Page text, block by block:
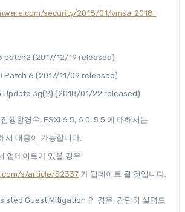
security/2018/01/vmsa-2018-
patch2 (2017/12/19 released)
Patch 6 (2017/11/09 released)
Update 3g(?) (2018/01/22 released)
행할경우, ESXi 6.5, 6.0, 5.5 에 대해서는
서 대응이 가능합니다.
업데이트가 있을 경우
s/article/52337가 업데이트 될 것입니다.
Guest Mitigation 의 경우, 간단히 설명드